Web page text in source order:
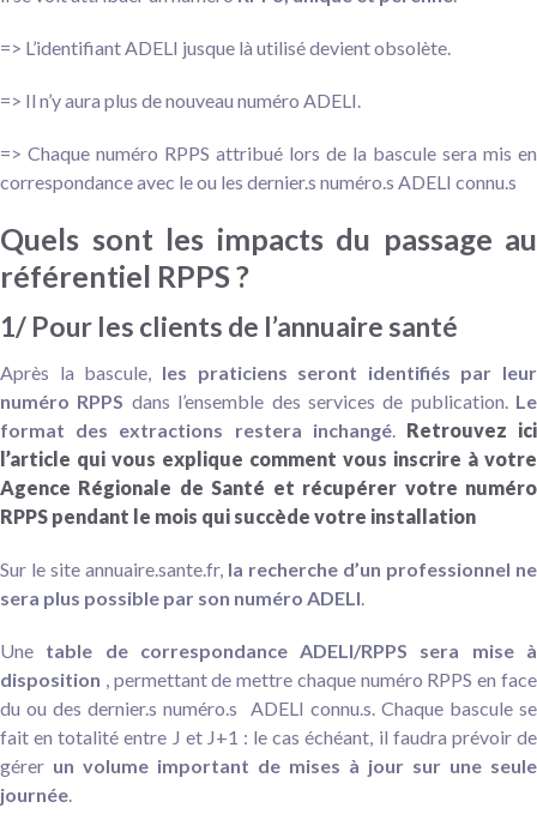
=> L’identifiant ADELI jusque là utilisé devient obsolète.
=> Il n’y aura plus de nouveau numéro ADELI.
=> Chaque numéro RPPS attribué lors de la bascule sera mis en
correspondance avec le ou les dernier.s numéro.s ADELI connu.s
Quels sont les impacts du passage au
référentiel RPPS ?
1/ Pour les clients de l’annuaire santé
Après la bascule, les praticiens seront identifiés par leur
numéro RPPS dans l’ensemble des services de publication. Le
format des extractions restera inchangé. Retrouvez ici
l’article qui vous explique comment vous inscrire à votre
Agence Régionale de Santé et récupérer votre numéro
RPPS pendant le mois qui succède votre installation
Sur le site annuaire.sante.fr, la recherche d’un professionnel ne
sera plus possible par son numéro ADELI
Une table de correspondance ADELI/RPPS sera mise à
disposition , permettant de mettre chaque numéro RPPS en face
du ou des dernier.s numéro.s ADELI connu.s. Chaque bascule se
fait en totalité entre J et J+1 : le cas échéant, il faudra prévoir de
gérer un volume important de mises à jour sur une seule
journée